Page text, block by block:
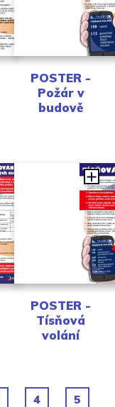
POSTER -
Požár v
budově
POSTER -
Tísňová
volání
4 5